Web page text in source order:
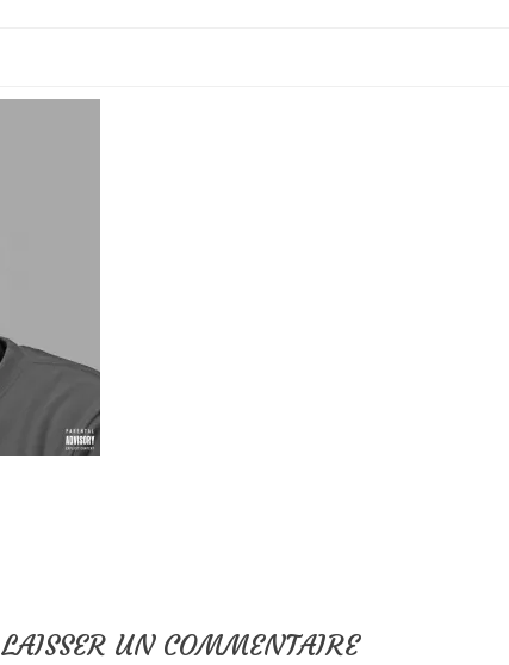
LAISSER UN COMMENTAIRE